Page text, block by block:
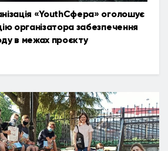
«YouthСфера» оголошує
організатора забезпечення
в межах проєкту